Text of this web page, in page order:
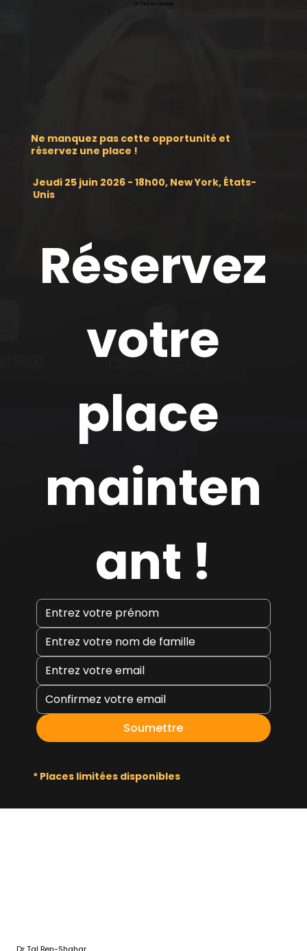
Dr Tal Ben-Shahar
Ne manquez pas cette opportunité et
réservez une place !
Jeudi 25 juin 2026 - 18h00, New York, États-
Unis
Réservez
votre
place
mainten
ant !
Soumettre
* Places limitées disponibles